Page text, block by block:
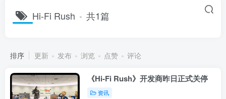
Hi-Fi Rush 共1篇
排序 更新 发布 浏览 点赞 评论
《Hi-Fi Rush》开发商昨日正式关停
资讯